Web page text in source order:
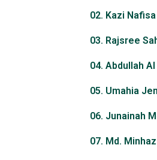
02. Kazi
03. Rajsree
04. Abdullah
05. Umahia
06. Junainah
07. Md.